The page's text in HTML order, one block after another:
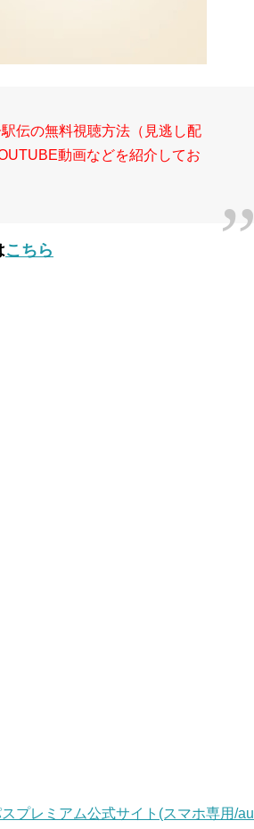
伝の無料視聴方法（見逃し配
動画などを紹介してお
こちら
プレミアム公式サイト(スマホ専用/au